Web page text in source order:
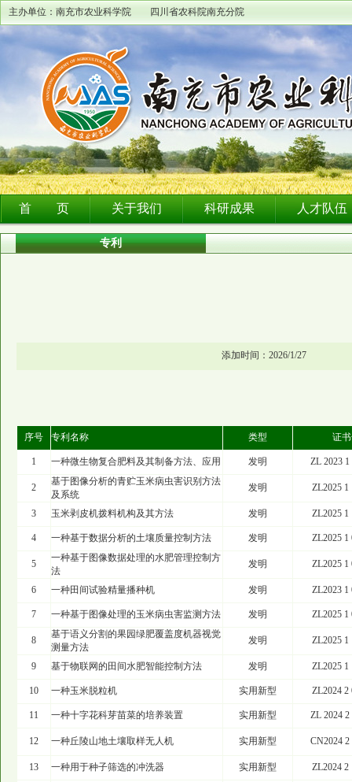
主办单位：南充市农业科学院 四川省农科院南充分院
首 页 关于我们 科研成果 人才队伍
专利
添加时间：2026/1/27
序号 专利名称 类型 证
1 一种微生物复合肥料及其制备方法、应用 发明 ZL 2023 1
2
基于图像分析的青贮玉米病虫害识别方法
及系统
发明 ZL2025 1
3 玉米剥皮机拨料机构及其方法 发明 ZL2025 1
4 一种基于数据分析的土壤质量控制方法 发明 ZL2025 1
5
一种基于图像数据处理的水肥管理控制方
法
发明 ZL2025 1
6 一种田间试验精量播种机 发明 ZL2023 1
7 一种基于图像处理的玉米病虫害监测方法 发明 ZL2025 1
8
基于语义分割的果园绿肥覆盖度机器视觉
测量方法
发明 ZL2025 1
9 基于物联网的田间水肥智能控制方法 发明 ZL2025 1
10 一种玉米脱粒机 实用新型 ZL2024 2
11 一种十字花科芽苗菜的培养装置 实用新型 ZL 2024 2
12 一种丘陵山地土壤取样无人机 实用新型 CN2024 2
13 一种用于种子筛选的冲洗器 实用新型 ZL2024 2